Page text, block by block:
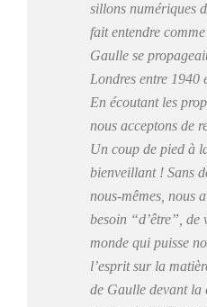
sillons numériques
fait entendre
Gaulle se
Londres entre 1940
En écoutant les
nous acceptons de
Un coup de pied à
bienveillant ! Sans
nous-mêmes, nous
besoin “d’être”, de
monde qui puisse
l’esprit sur la
de Gaulle devant la